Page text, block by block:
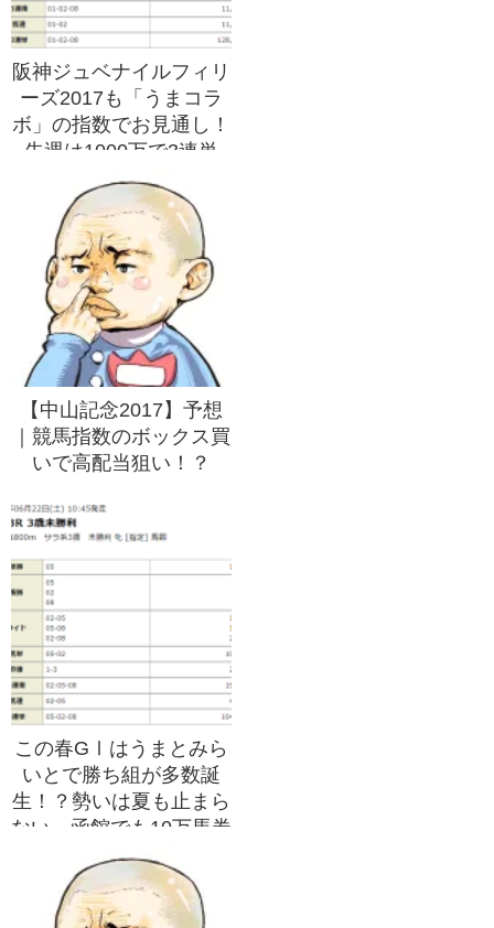
阪神ジュベナイルフィリ
ーズ2017も「うまコラ
ボ」の指数でお見通し！
先週は1000万で3連単
257,320円的中！
【中山記念2017】予想
｜競馬指数のボックス買
いで高配当狙い！？
この春GⅠはうまとみら
いとで勝ち組が多数誕
生！？勢いは夏も止まら
ない、函館でも10万馬券
爆発中！！